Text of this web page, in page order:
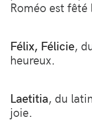
Roméo est
Félix, Félicie,
heureux.
Laetitia, du
joie.